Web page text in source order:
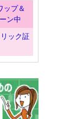
ップ＆
ン中
ック証